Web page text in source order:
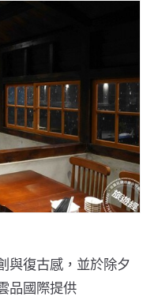
與復古感，並於除夕
品國際提供